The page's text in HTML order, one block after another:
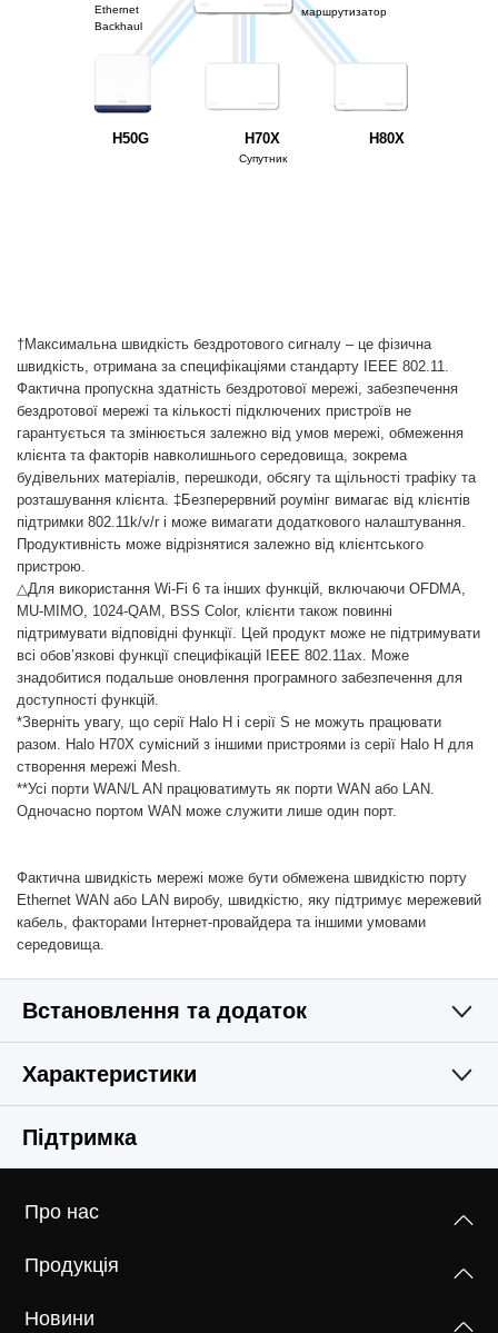
маршрутизатор
H70X
Супутник
H80X
H50G
Ethernet
Backhaul
†Максимальна швидкість бездротового сигналу – це фізична
швидкість, отримана за специфікаціями стандарту IEEE 802.11.
Фактична пропускна здатність бездротової мережі, забезпечення
бездротової мережі та кількості підключених пристроїв не
гарантується та змінюється залежно від умов мережі, обмеження
клієнта та факторів навколишнього середовища, зокрема
будівельних матеріалів, перешкоди, обсягу та щільності трафіку та
розташування клієнта. ‡Безперервний роумінг вимагає від клієнтів
підтримки 802.11k/v/r і може вимагати додаткового налаштування.
Продуктивність може відрізнятися залежно від клієнтського
пристрою.
△Для використання Wi-Fi 6 та інших функцій, включаючи OFDMA,
MU-MIMO, 1024-QAM, BSS Color, клієнти також повинні
підтримувати відповідні функції. Цей продукт може не підтримувати
всі обов’язкові функції специфікацій IEEE 802.11ax. Може
знадобитися подальше оновлення програмного забезпечення для
доступності функцій.
*Зверніть увагу, що серії Halo H і серії S не можуть працювати
разом. Halo H70X сумісний з іншими пристроями із серії Halo H для
створення мережі Mesh.
**Усі порти WAN/L AN працюватимуть як порти WAN або LAN.
Одночасно портом WAN може служити лише один порт.
Фактична швидкість мережі може бути обмежена швидкістю порту
Ethernet WAN або LAN виробу, швидкістю, яку підтримує мережевий
кабель, факторами Інтернет-провайдера та іншими умовами
середовища.
Встановлення та додаток
Простий і функціональний
Характеристики
БЕЗДРОТОВА МЕРЕЖА
Wi-Fi 6
IEEE 802.11ax/n/b/g 2.4 Ггц
Роутер, точка доступу
128 × 81 × 83.7 мм
Підтримка
Про нас
Продукція
Новини